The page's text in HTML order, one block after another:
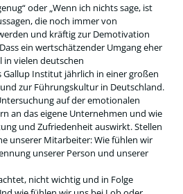
oder „Wenn ich nichts sage, ist
die noch immer von
und kräftig zur Demotivation
ein wertschätzender Umgang eher
in vielen deutschen
Gallup Institut jährlich in einer großen
zur Führungskultur in Deutschland.
auf der emotionalen
an das eigene Unternehmen und wie
und Zufriedenheit auswirkt. Stellen
unserer Mitarbeiter: Wie fühlen wir
unserer Person und unserer
nicht wichtig und in Folge